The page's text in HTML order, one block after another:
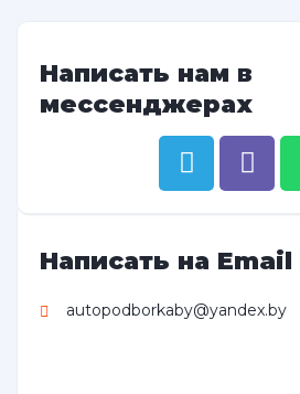
Написать нам в
мессенджерах
Написать на Email
autopodborkaby@yandex.by